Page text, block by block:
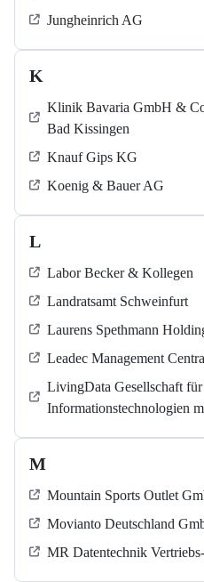
Jungheinrich AG
K
Klinik Bavaria GmbH &
Bad Kissingen
Knauf Gips KG
Koenig & Bauer AG
L
Labor Becker & Kollegen
Landratsamt Schweinfurt
Laurens Spethmann
Leadec Management
LivingData Gesellschaft für
Informationstechnologien
M
Mountain Sports Outlet
Movianto Deutschland
MR Datentechnik